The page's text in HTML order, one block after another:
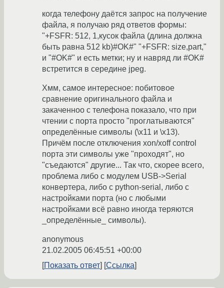
когда телефону даётся запрос на получение
файла, я получаю ряд ответов формы:
"+FSFR: 512, 1,кусок файла (длина должна
быть равна 512 kb)#OK#" "+FSFR: size,part,"
и "#OK#" и есть метки; ну и навряд ли #OK#
встретится в середине jpeg.
Хмм, самое интересное: побитовое
сравнение оригинального файла и
закаченноо с телефона показало, что при
чтении с порта просто "проглатываются"
определённые символы (\x11 и \x13).
Причём после отключения xon/xoff control
порта эти символы уже "проходят", но
"съедаются" другие... Так что, скорее всего,
проблема либо с модулем USB->Serial
конвертера, либо с python-serial, либо с
настройками порта (но с любыми
настройками всё равно иногда теряются
_определённые_ символы).
anonymous
21.02.2005 06:45:51 +00:00
Показать ответ
Ссылка